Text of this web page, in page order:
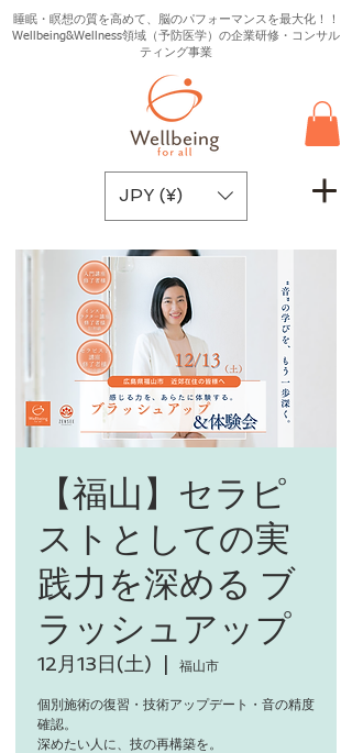
睡眠・瞑想の質を高めて、脳のパフォーマンスを最大化！！
Wellbeing&Wellness領域（予防医学）の企業研修・コンサル
ティング事業
JPY (¥)
【福山】セラピ
ストとしての実
践力を深める ブ
ラッシュアップ
12月13日(土)
  |
福山市
個別施術の復習・技術アップデート・音の精度
確認。
深めたい人に、技の再構築を。